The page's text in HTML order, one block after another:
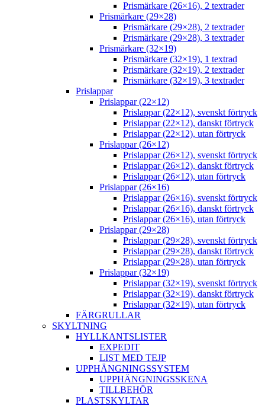
Prismärkare (26×16), 2 textrader
Prismärkare (29×28)
Prismärkare (29×28), 2 textrader
Prismärkare (29×28), 3 textrader
Prismärkare (32×19)
Prismärkare (32×19), 1 textrad
Prismärkare (32×19), 2 textrader
Prismärkare (32×19), 3 textrader
Prislappar
Prislappar (22×12)
Prislappar (22×12), svenskt förtryck
Prislappar (22×12), danskt förtryck
Prislappar (22×12), utan förtryck
Prislappar (26×12)
Prislappar (26×12), svenskt förtryck
Prislappar (26×12), danskt förtryck
Prislappar (26×12), utan förtryck
Prislappar (26×16)
Prislappar (26×16), svenskt förtryck
Prislappar (26×16), danskt förtryck
Prislappar (26×16), utan förtryck
Prislappar (29×28)
Prislappar (29×28), svenskt förtryck
Prislappar (29×28), danskt förtryck
Prislappar (29×28), utan förtryck
Prislappar (32×19)
Prislappar (32×19), svenskt förtryck
Prislappar (32×19), danskt förtryck
Prislappar (32×19), utan förtryck
FÄRGRULLAR
SKYLTNING
HYLLKANTSLISTER
EXPEDIT
LIST MED TEJP
UPPHÄNGNINGSSYSTEM
UPPHÄNGNINGSSKENA
TILLBEHÖR
PLASTSKYLTAR